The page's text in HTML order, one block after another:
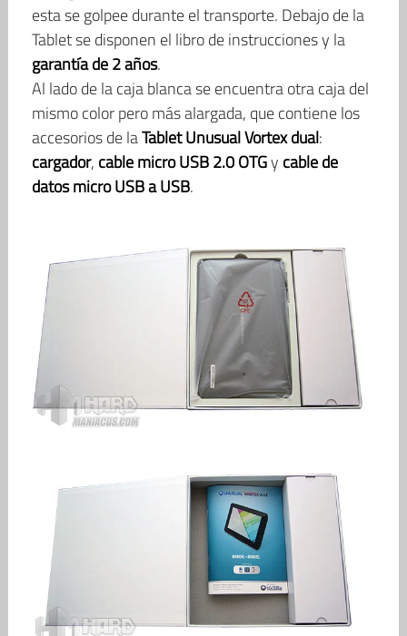
esta se golpee durante el transporte. Debajo de la
Tablet se disponen el libro de instrucciones y la
garantía de 2 años.
Al lado de la caja blanca se encuentra otra caja del
mismo color pero más alargada, que contiene los
accesorios de laTablet Unusual Vortex dual:
cargador, cable micro USB 2.0 OTGy cable de
datos micro USB a USB.